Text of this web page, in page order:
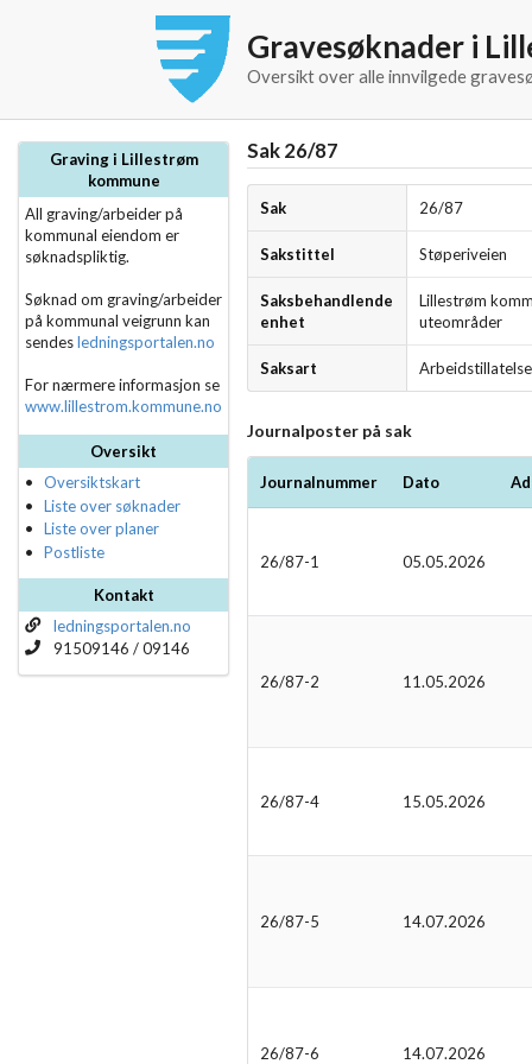
Gravesøknader i
Oversikt over alle innvilgede
Graving i Lillestrøm
kommune
All graving/arbeider på
kommunal eiendom er
søknadspliktig.
Søknad om graving/arbeider
på kommunal veigrunn kan
sendesledningsportalen.no
For nærmere informasjon se
www.lillestrom.kommune.no
Oversikt
Oversiktskart
Liste over søknader
Liste over planer
Postliste
Kontakt
ledningsportalen.no
91509146 / 09146
Sak 26/87
Sak 26/87
Sakstittel Støperiveien
Saksbehandlende
enhet
Lillestrøm
uteområder
Saksart Arbeidstillatelse
Journalposter på sak
Journalnummer Dato
26/87-1 05.05.2026
26/87-2 11.05.2026
26/87-4 15.05.2026
26/87-5 14.07.2026
26/87-6 14.07.2026